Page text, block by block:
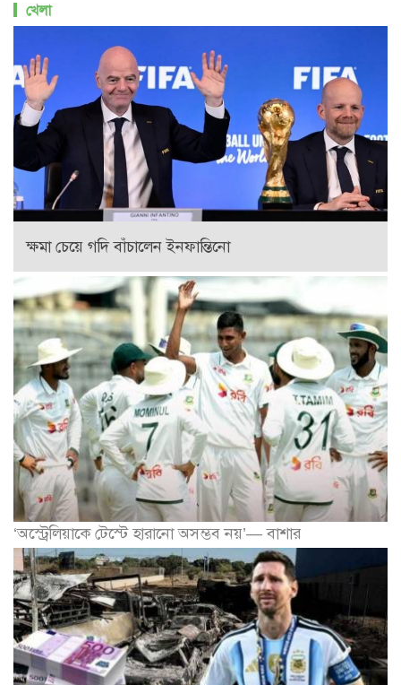
খেলা
ক্ষমা চেয়ে গদি বাঁচালেন ইনফান্তিনো
‘অস্ট্রেলিয়াকে টেস্টে হারানো অসম্ভব নয়’— বাশার